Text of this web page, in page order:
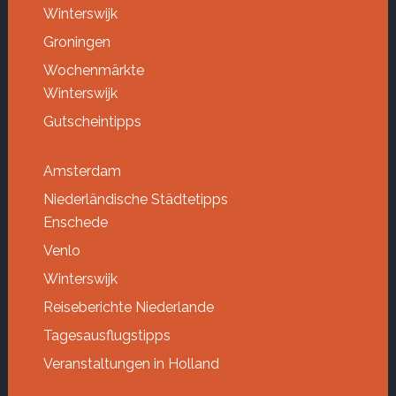
Winterswijk
Groningen
Wochenmärkte
Winterswijk
Gutscheintipps
Amsterdam
Niederländische Städtetipps
Enschede
Venlo
Winterswijk
Reiseberichte Niederlande
Tagesausflugstipps
Veranstaltungen in Holland